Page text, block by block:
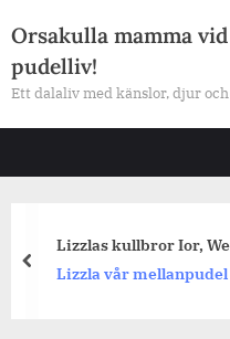
to
content
Orsakulla mamma
pudelliv!
Ett dalaliv med känslor, djur
Lizzlas kullbror Ior,
Lizzla vår mellanpudel
prev